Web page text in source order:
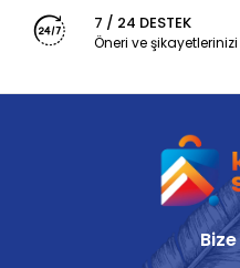
7 / 24 DESTEK
Öneri ve
Bize